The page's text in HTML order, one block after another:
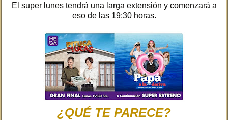
El super lunes tendrá una larga extensión y comenzará a
eso de las 19:30 horas.
¿QUÉ TE PARECE?